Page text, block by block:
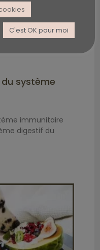
système
immunitaire
digestif du
C'est OK pour moi